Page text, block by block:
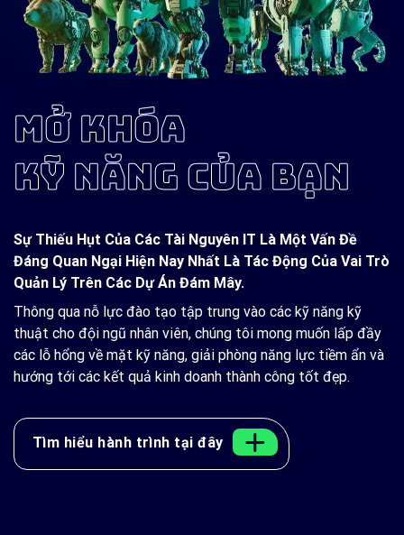
MỞ KHÓA
KỸ NĂNG CỦA BẠN
Sự Thiếu Hụt Của Các Tài Nguyên IT Là Một Vấn Đề
Đáng Quan Ngại Hiện Nay Nhất Là Tác Động Của Vai Trò
Quản Lý Trên Các Dự Án Đám Mây.
Thông qua nỗ lực đào tạo tập trung vào các kỹ năng kỹ
thuật cho đội ngũ nhân viên, chúng tôi mong muốn lấp đầy
các lỗ hổng về mặt kỹ năng, giải phòng năng lực tiềm ẩn và
hướng tới các kết quả kinh doanh thành công tốt đẹp.
Tìm hiểu hành trình tại đây